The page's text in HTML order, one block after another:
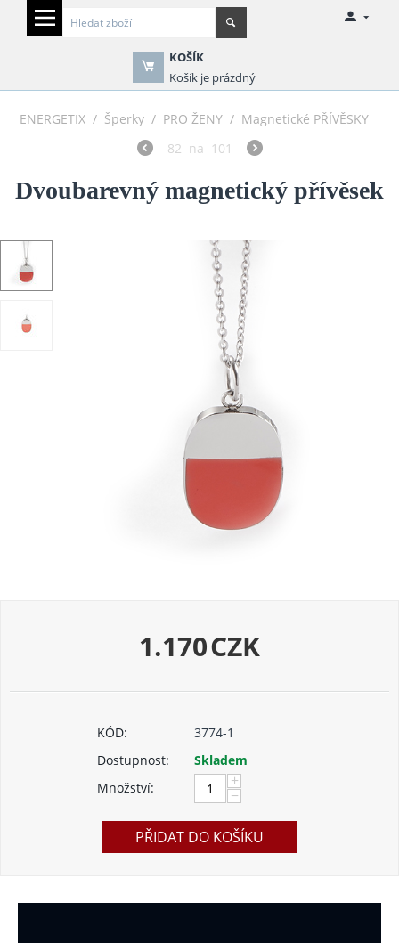
KOŠÍK
Košík je prázdný
ENERGETIX / Šperky / PRO ŽENY / Magnetické PŘÍVĚSKY
82 na 101
Dvoubarevný magnetický přívěsek
1.170CZK
KÓD:
3774-1
Dostupnost:
Skladem
Množství:
+
−
PŘIDAT DO KOŠÍKU